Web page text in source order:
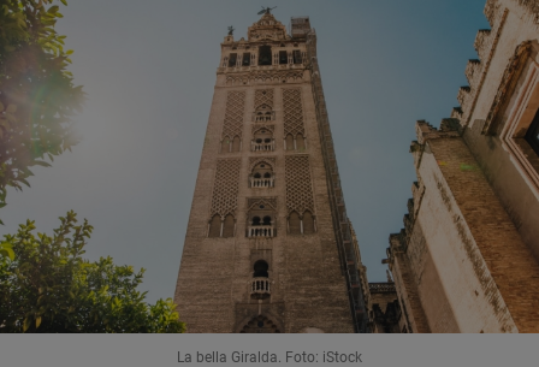
La bella Giralda. Foto: iStock